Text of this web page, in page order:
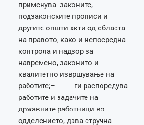
применува законите,
подзаконските прописи и
другите општи акти од областа
на правото, како и непосредна
контрола и надзор за
навремено, законито и
квалитетно извршување на
работите;– ги распоредува
работите и задачите на
државните работници во
одделението, дава стручна